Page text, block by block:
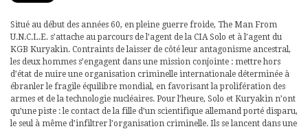
Situé au début des années 60, en pleine guerre froide, The Man From
U.N.C.L.E. s’attache au parcours de l’agent de la CIA Solo et à l’agent du
KGB Kuryakin. Contraints de laisser de côté leur antagonisme ancestral,
les deux hommes s’engagent dans une mission conjointe : mettre hors
d’état de nuire une organisation criminelle internationale déterminée à
ébranler le fragile équilibre mondial, en favorisant la prolifération des
armes et de la technologie nucléaires. Pour l’heure, Solo et Kuryakin n’ont
qu’une piste : le contact de la fille d’un scientifique allemand porté disparu,
le seul à même d’infiltrer l’organisation criminelle. Ils se lancent dans une